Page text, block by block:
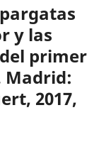
y las
primer
Madrid:
2017,